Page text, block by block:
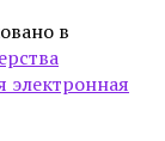
в
электронная